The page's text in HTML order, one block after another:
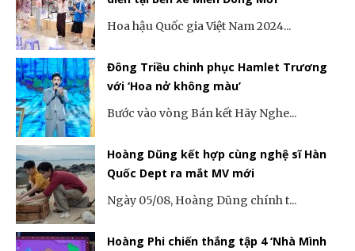
Hoa hậu Quốc gia Việt Nam 2024...
Đông Triều chinh phục Hamlet Trương
với ‘Hoa nở không màu’
Bước vào vòng Bán kết Hãy Nghe...
Hoàng Dũng kết hợp cùng nghệ sĩ Hàn
Quốc Dept ra mắt MV mới
Ngày 05/08, Hoàng Dũng chính t...
Hoàng Phi chiến thắng tập 4 ‘Nhà Mình